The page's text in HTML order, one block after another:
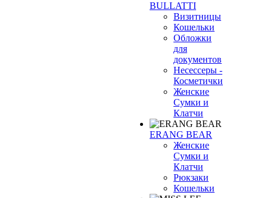
BULLATTI
Визитницы
Кошельки
Обложки
для
документов
Несессеры -
Косметички
Женские
Сумки и
Клатчи
ERANG BEAR
Женские
Сумки и
Клатчи
Рюкзаки
Кошельки